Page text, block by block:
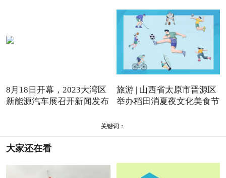
8月18日开幕，2023大湾区
新能源汽车展召开新闻发布
旅游 | 山西省太原市晋源区
举办稻田消夏夜文化美食节
关键词：
大家还在看